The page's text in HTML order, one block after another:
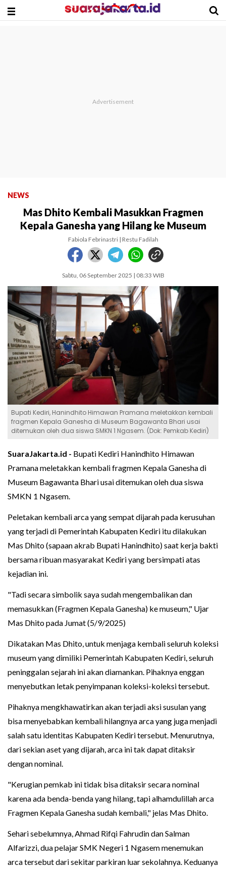
NEWS
Mas Dhito Kembali Masukkan Fragmen
Kepala Ganesha yang Hilang ke Museum
Fabiola Febrinastri | Restu Fadilah
Sabtu, 06 September 2025 | 08:33 WIB
Bupati Kediri, Hanindhito Himawan Pramana meletakkan kembali
fragmen Kepala Ganesha di Museum Bagawanta Bhari usai
ditemukan oleh dua siswa SMKN 1 Ngasem. (Dok: Pemkab Kediri)
SuaraJakarta.id - Bupati Kediri Hanindhito Himawan
Pramana meletakkan kembali fragmen Kepala Ganesha di
Museum Bagawanta Bhari usai ditemukan oleh dua siswa
SMKN 1 Ngasem.
Peletakan kembali arca yang sempat dijarah pada kerusuhan
yang terjadi di Pemerintah Kabupaten Kediri itu dilakukan
Mas Dhito (sapaan akrab Bupati Hanindhito) saat kerja bakti
bersama ribuan masyarakat Kediri yang bersimpati atas
kejadian ini.
"Tadi secara simbolik saya sudah mengembalikan dan
memasukkan (Fragmen Kepala Ganesha) ke museum," Ujar
Mas Dhito pada Jumat (5/9/2025)
Dikatakan Mas Dhito, untuk menjaga kembali seluruh koleksi
museum yang dimiliki Pemerintah Kabupaten Kediri, seluruh
peninggalan sejarah ini akan diamankan. Pihaknya enggan
menyebutkan letak penyimpanan koleksi-koleksi tersebut.
Pihaknya mengkhawatirkan akan terjadi aksi susulan yang
bisa menyebabkan kembali hilangnya arca yang juga menjadi
salah satu identitas Kabupaten Kediri tersebut. Menurutnya,
dari sekian aset yang dijarah, arca ini tak dapat ditaksir
dengan nominal.
"Kerugian pemkab ini tidak bisa ditaksir secara nominal
karena ada benda-benda yang hilang, tapi alhamdulillah arca
Fragmen Kepala Ganesha sudah kembali," jelas Mas Dhito.
Sehari sebelumnya, Ahmad Rifqi Fahrudin dan Salman
Alfarizzi, dua pelajar SMK Negeri 1 Ngasem menemukan
arca tersebut dari sekitar parkiran luar sekolahnya. Keduanya